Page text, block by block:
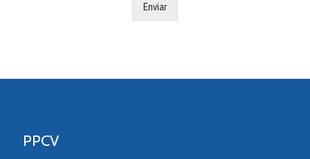
Enviar
PPCV